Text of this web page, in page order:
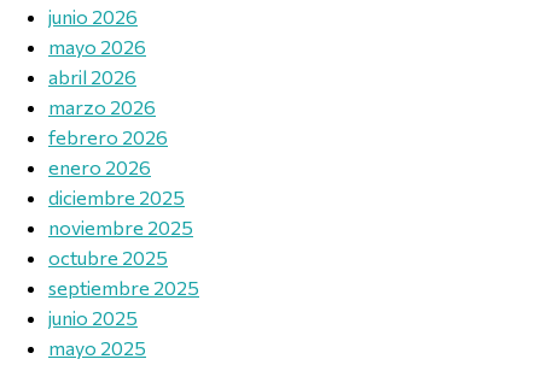
junio 2026
mayo 2026
abril 2026
marzo 2026
febrero 2026
enero 2026
diciembre 2025
noviembre 2025
octubre 2025
septiembre 2025
junio 2025
mayo 2025